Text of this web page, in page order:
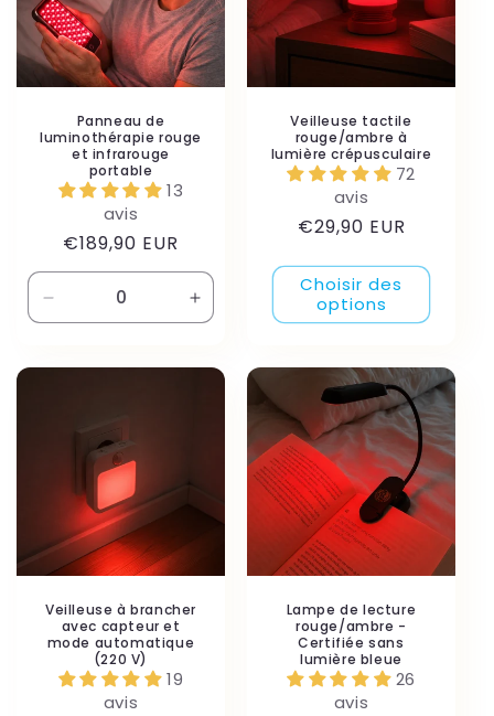
Panneau de
luminothérapie rouge
et infrarouge
portable
13
avis
Prix
habituel
€189,90 EUR
la
Augmenter
la
Veilleuse tactile
rouge/ambre à
lumière crépusculaire
72
avis
Prix
€29,90 EUR
Choisir des
options
Veilleuse à brancher
avec capteur et
mode automatique
(220 V)
19
avis
Lampe de lecture
rouge/ambre -
Certifiée sans
lumière bleue
26
avis